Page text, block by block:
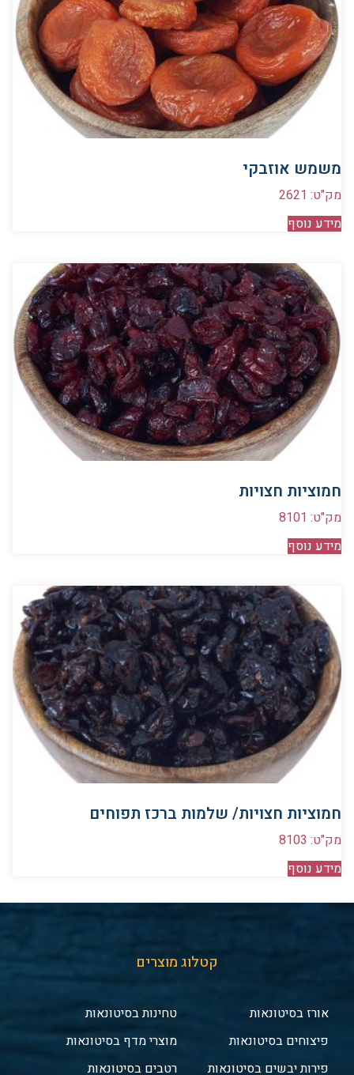
משמש אוזבקי
מק"ט: 2621
מידע נוסף
חמוציות חצויות
מק"ט: 8101
מידע נוסף
חמוציות חצויות/ שלמות ברכז תפוחים
מק"ט: 8103
מידע נוסף
קטלוג מוצרים
אורז בסיטונאות
פיצוחים בסיטונאות
פירות יבשים בסיטונאות
טחינות בסיטונאות
מוצרי מדף בסיטונאות
רטבים בסיטונאות